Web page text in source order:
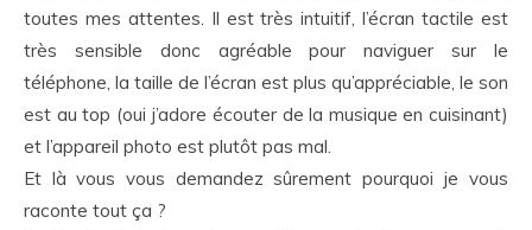
toutes mes attentes. Il est très intuitif, l’écran tactile est
très sensible donc agréable pour naviguer sur le
téléphone, la taille de l’écran est plus qu’appréciable, le son
est au top (oui j’adore écouter de la musique en cuisinant)
et l’appareil photo est plutôt pas mal.
Et là vous vous demandez sûrement pourquoi je vous
raconte tout ça ?